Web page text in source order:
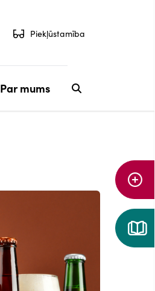
Piekļūstamība
Par mums